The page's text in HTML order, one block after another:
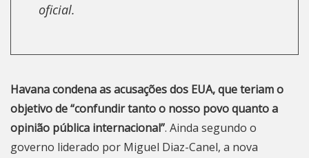
oficial.
Havana condena as acusações dos EUA, que teriam o
objetivo de “confundir tanto o nosso povo quanto a
opinião pública internacional”. Ainda segundo o
governo liderado por Miguel Diaz-Canel, a nova